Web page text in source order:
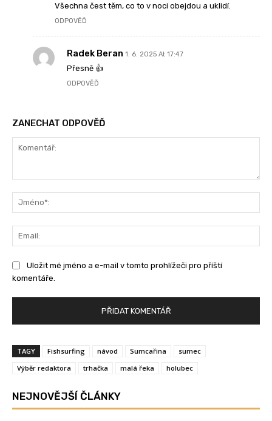
Všechna čest těm, co to v noci obejdou a uklidí.
ODPOVĚĎ
Radek Beran 1. 6. 2025 At 17:47
Přesně 👍
ODPOVĚĎ
ZANECHAT ODPOVĚĎ
Uložit mé jméno a e-mail v tomto prohlížeči pro příští
komentáře.
TAGY Fishsurfing návod Sumcařina
sumec
Výběr redaktora
trhačka malá řeka holubec
NEJNOVĚJŠÍ ČLÁNKY